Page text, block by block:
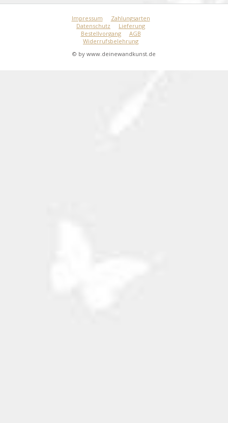
Impressum
Zahlungsarten
Datenschutz
Lieferung
Bestellvorgang
AGB
Widerrufsbelehrung
© by www.deinewandkunst.de